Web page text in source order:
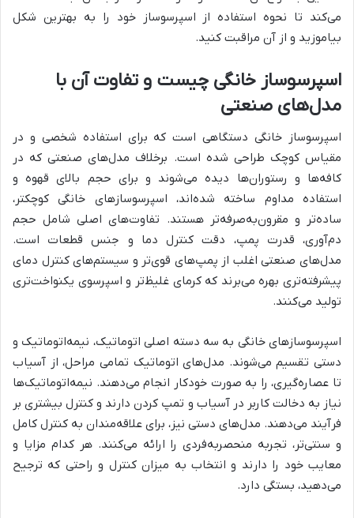
می‌کند تا نحوه استفاده از اسپرسوساز خود را به بهترین شکل
بیاموزید و از آن مراقبت کنید.
اسپرسوساز خانگی چیست و تفاوت آن با
مدل‌های صنعتی
اسپرسوساز خانگی دستگاهی است که برای استفاده شخصی و در
مقیاس کوچک طراحی شده است. برخلاف مدل‌های صنعتی که در
کافه‌ها و رستوران‌ها دیده می‌شوند و برای حجم بالای قهوه و
استفاده مداوم ساخته شده‌اند، اسپرسوسازهای خانگی کوچکتر،
ساده‌تر و مقرون‌به‌صرفه‌تر هستند. تفاوت‌های اصلی شامل حجم
دم‌آوری، قدرت پمپ، دقت کنترل دما و جنس قطعات است.
مدل‌های صنعتی اغلب از پمپ‌های قوی‌تر و سیستم‌های کنترل دمای
پیشرفته‌تری بهره می‌برند که کرمای غلیظ‌تر و اسپرسوی یکنواخت‌تری
تولید می‌کنند.
اسپرسوسازهای خانگی به سه دسته اصلی اتوماتیک، نیمه‌اتوماتیک و
دستی تقسیم می‌شوند. مدل‌های اتوماتیک تمامی مراحل، از آسیاب
تا عصاره‌گیری، را به صورت خودکار انجام می‌دهند. نیمه‌اتوماتیک‌ها
نیاز به دخالت کاربر در آسیاب و تمپ کردن دارند و کنترل بیشتری بر
فرآیند می‌دهند. مدل‌های دستی نیز، برای علاقه‌مندان به کنترل کامل
و سنتی‌تر، تجربه منحصربه‌فردی را ارائه می‌کنند. هر کدام مزایا و
معایب خود را دارند و انتخاب به میزان کنترل و راحتی که ترجیح
می‌دهید، بستگی دارد.